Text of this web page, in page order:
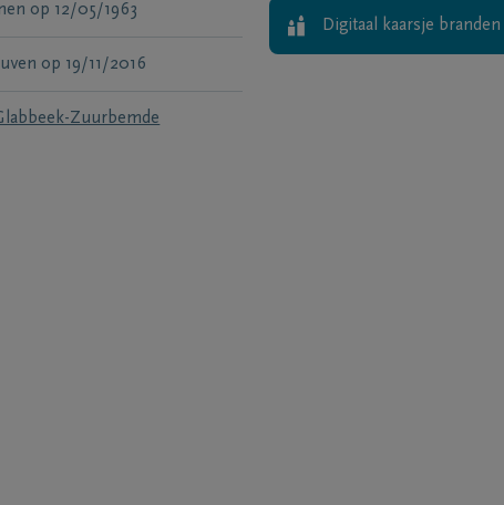
op 12/05/1963
op 19/11/2016
Zuurbemde
Digitaal kaarsje branden